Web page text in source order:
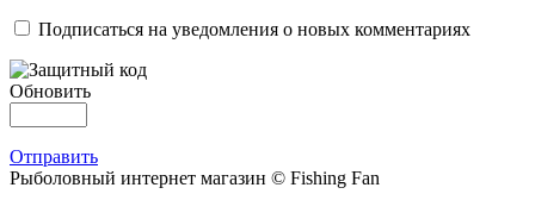
Подписаться на уведомления о новых комментариях
Обновить
Отправить
Рыболовный интернет магазин © Fishing Fan